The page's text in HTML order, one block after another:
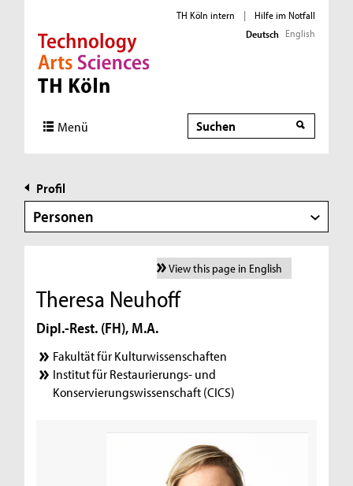
Direkt zur Hauptnavigation
Direkt zur Subnavigation
Direkt zum Inhalt
Direkt zum Fußbereich
TH Köln intern |
Hilfe im Notfall
Deutsch English
Menü Suche
Profil
Personen
View this page in English
Theresa Neuhoff
Dipl.-Rest. (FH), M.A.
Fakultät für Kulturwissenschaften
Institut für Restaurierungs- und
Konservierungswissenschaft (CICS)